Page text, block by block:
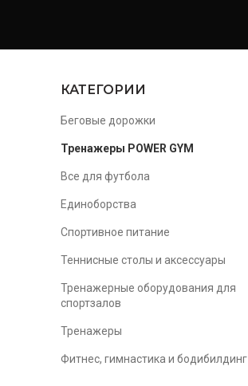
КАТЕГОРИИ
Беговые дорожки
Тренажеры POWER GYM
Все для футбола
Единоборства
Спортивное питание
Теннисные столы и аксессуары
Тренажерные оборудования для
спортзалов
Тренажеры
Фитнес, гимнастика и бодибилдинг